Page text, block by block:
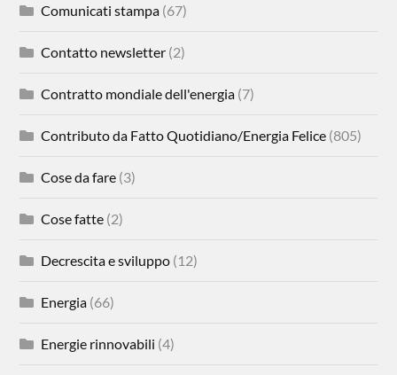
Comunicati stampa (67)
Contatto newsletter (2)
Contratto mondiale dell'energia (7)
Contributo da Fatto Quotidiano/Energia Felice (805)
Cose da fare (3)
Cose fatte (2)
Decrescita e sviluppo (12)
Energia (66)
Energie rinnovabili (4)